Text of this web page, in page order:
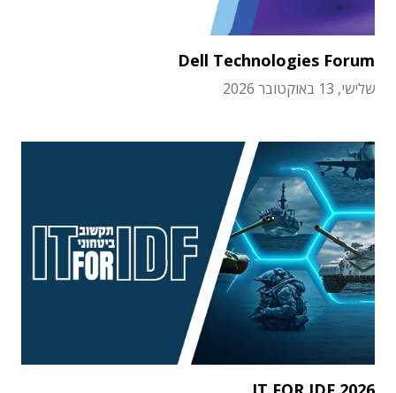
Dell Technologies Forum
שלישי, 13 באוקטובר 2026